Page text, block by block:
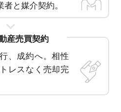
と媒介契約。
産売買契約
、成約へ。相性
レスなく売却完